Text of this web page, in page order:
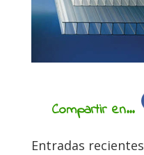
Compartir en...
Entradas recientes